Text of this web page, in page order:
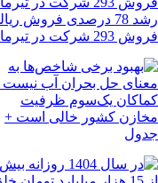
رشد 78 درصدی فروش
فروش 293 شرکت در تیرماه افت کرد